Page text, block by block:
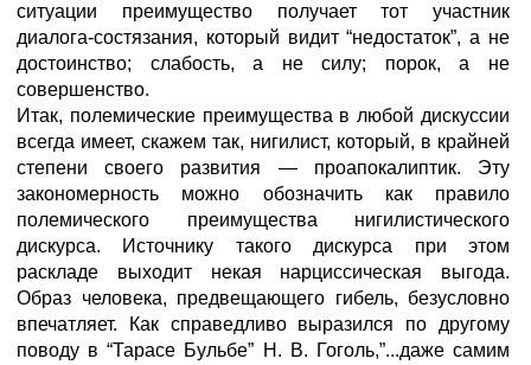
ситуации преимущество получает тот участник
диалога-состязания, который видит “недостаток”, а не
достоинство; слабость, а не силу; порок, а не
совершенство.
Итак, полемические преимущества в любой дискуссии
всегда имеет, скажем так, нигилист, который, в крайней
степени своего развития — проапокалиптик. Эту
закономерность можно обозначить как правило
полемического преимущества нигилистического
дискурса. Источнику такого дискурса при этом
раскладе выходит некая нарциссическая выгода.
Образ человека, предвещающего гибель, безусловно
впечатляет. Как справедливо выразился по другому
поводу в “Тарасе Бульбе” Н. В. Гоголь,”...даже самим